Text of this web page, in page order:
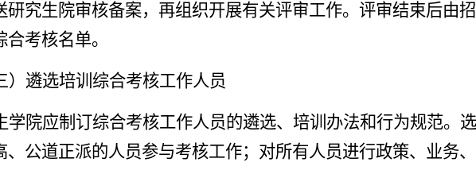
研究生院审核备案，再组织开展有关评审工作。评审结束后由
考核名单。
）遴选培训综合考核工作人员
学院应制订综合考核工作人员的遴选、培训办法和行为规范。
、公道正派的人员参与考核工作；对所有人员进行政策、业务